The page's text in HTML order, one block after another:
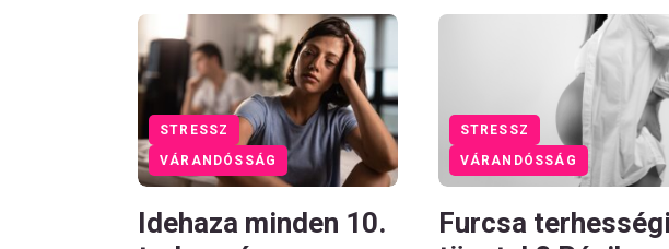
VÁRANDÓSSÁG
STRESSZ
Idehaza minden 10.
VÁRANDÓSSÁG
STRESSZ
Furcsa terhességi